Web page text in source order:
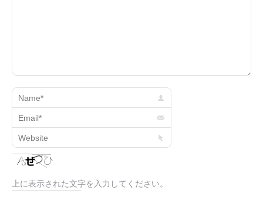
Name *
Email *
Website
上に表示された文字を入力してください。